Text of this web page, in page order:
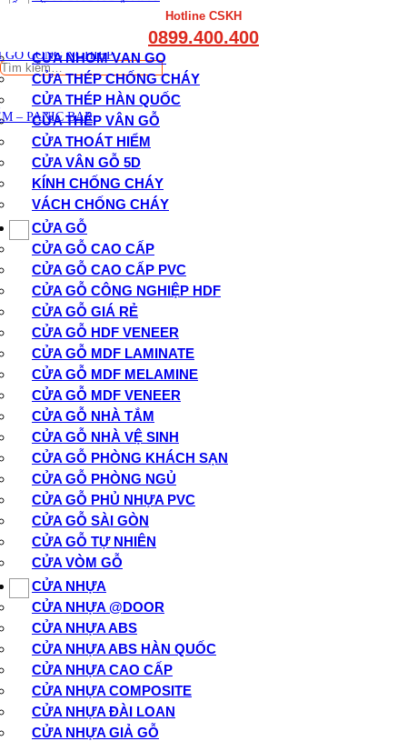
CẦU THANG GỖ
GỖ CÔNG NGHIỆP
– PANIC BAR
Hotline CSKH
0899.400.400
Tìm
kiếm:
CỬA GỖ CHỐNG CHÁY
CỬA KÍNH CHỐNG CHÁY
CỬA NHÔM VÂN GỖ
CỬA THÉP CHỐNG CHÁY
CỬA THÉP HÀN QUỐC
CỬA THÉP VÂN GỖ
CỬA THOÁT HIỂM
CỬA VÂN GỖ 5D
KÍNH CHỐNG CHÁY
VÁCH CHỐNG CHÁY
CỬA GỖ
CỬA GỖ CAO CẤP
CỬA GỖ CAO CẤP PVC
CỬA GỖ CÔNG NGHIỆP HDF
CỬA GỖ GIÁ RẺ
CỬA GỖ HDF VENEER
CỬA GỖ MDF LAMINATE
CỬA GỖ MDF MELAMINE
CỬA GỖ MDF VENEER
CỬA GỖ NHÀ TẮM
CỬA GỖ NHÀ VỆ SINH
CỬA GỖ PHÒNG KHÁCH SẠN
CỬA GỖ PHÒNG NGỦ
CỬA GỖ PHỦ NHỰA PVC
CỬA GỖ SÀI GÒN
CỬA GỖ TỰ NHIÊN
CỬA VÒM GỖ
CỬA NHỰA
CỬA NHỰA @DOOR
CỬA NHỰA ABS
CỬA NHỰA ABS HÀN QUỐC
CỬA NHỰA CAO CẤP
CỬA NHỰA COMPOSITE
CỬA NHỰA ĐÀI LOAN
CỬA NHỰA GIẢ GỖ